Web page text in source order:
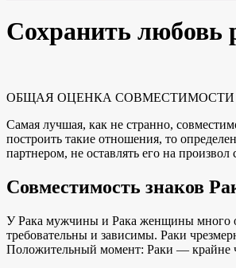
Сохранить любовь
ОБЩАЯ ОЦЕНКА
Самая лучшая, как не странно,
построить такие отношения, то
партнером, не оставлять его на произвол
Совместимость знаков
У Рака мужчины и Рака женщины много
требовательны и зависимы. Раки
Положительный момент: Раки — крайне